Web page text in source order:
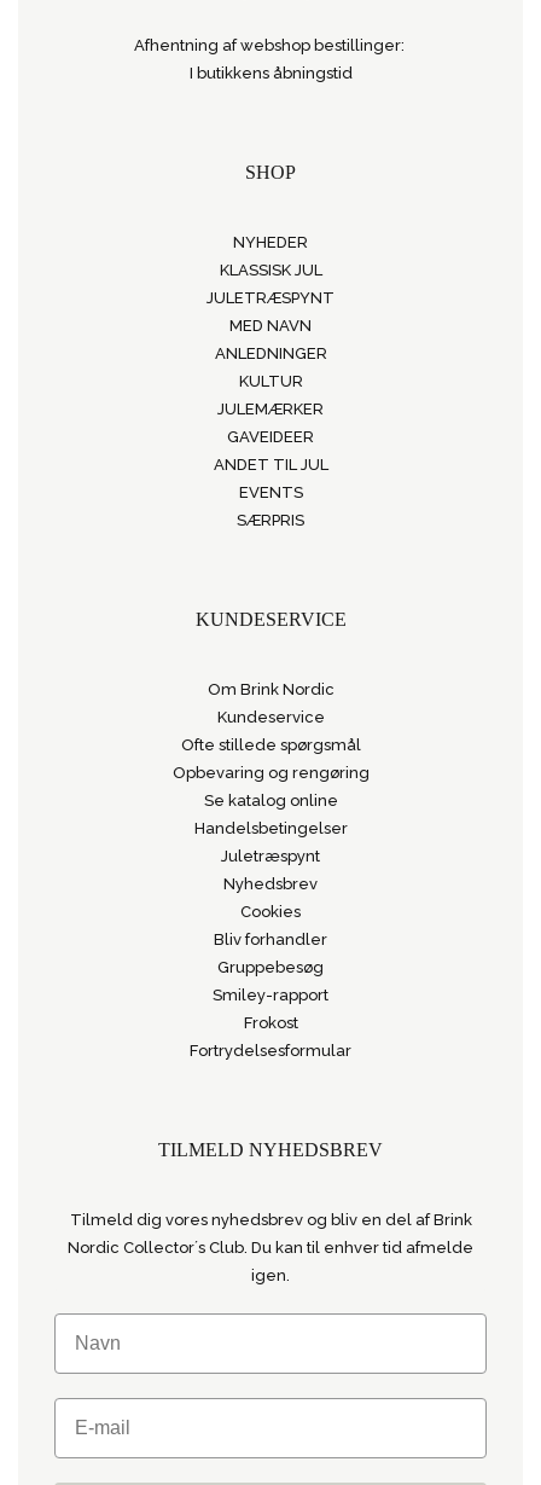
Afhentning af webshop bestillinger:
I butikkens åbningstid
SHOP
NYHEDER
KLASSISK JUL
JULETRÆSPYNT
MED NAVN
ANLEDNINGER
KULTUR
JULEMÆRKER
GAVEIDEER
ANDET TIL JUL
EVENTS
SÆRPRIS
KUNDESERVICE
Om Brink Nordic
Kundeservice
Ofte stillede spørgsmål
Opbevaring og rengøring
Se katalog online
Handelsbetingelser
Juletræspynt
Nyhedsbrev
Cookies
Bliv forhandler
Gruppebesøg
Smiley-rapport
Frokost
Fortrydelsesformular
TILMELD NYHEDSBREV
Tilmeld dig vores nyhedsbrev og bliv en del af Brink
Nordic Collector´s Club. Du kan til enhver tid afmelde
igen.